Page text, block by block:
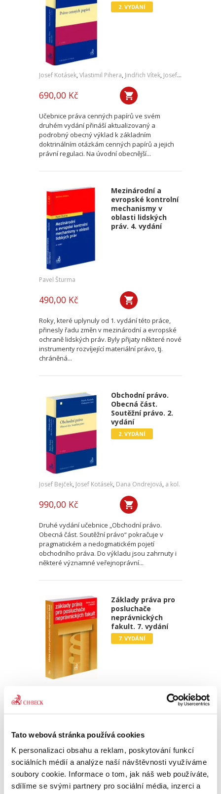
Tato webová stránka používá cookies
K personalizaci obsahu a reklam, poskytování funkcí
sociálních médií a analýze naší návštěvnosti využíváme
soubory cookie. Informace o tom, jak náš web používáte,
sdílíme se svými partnery pro sociální média, inzerci a
2. VYDÁNÍ
Josef Kotásek, Vlastimil Pihera, Jindřich Vítek, Josef Kříž
690,00 Kč
Učebnice práva cenných papírů ve svém
druhém vydání přináší aktualizovaný a
podrobný obecný výklad k základním
doktrinálním otázkám cenných papírů a jejich
právní regulaci. Na úvodní obecnější...
Mezinárodní a
evropské kontrolní
mechanismy v
oblasti lidských
práv. 4. vydání
Pavel Šturma
490,00 Kč
Roky, které uplynuly od 1. vydání této práce,
přinesly řadu změn v mezinárodní a evropské
ochraně lidských práv. Byly přijaty některé nové
instrumenty rozvíjející materiální právo, tj.
chráněná...
Obchodní právo.
Obecná část.
Soutěžní právo. 2.
vydání
2. VYDÁNÍ
Josef Bejček, Josef Kotásek, Dana Ondrejová, a kol.
990,00 Kč
Druhé vydání učebnice „Obchodní právo.
Obecná část. Soutěžní právo“ pokračuje v
pragmatickém a nedogmatickém pojetí
obchodního práva. Do výkladu jsou zahrnuty i
některé významné veřejnoprávní...
Základy práva pro
posluchače
neprávnických
fakult. 7. vydání
7. VYDÁNÍ
990,00 Kč
Sedmé vydání publikace „Základy práva pro
posluchače neprávnických fakult“ je
přizpůsobeno potřebě ozřejmit základní právní
pojmy a instituty v jednotlivých oblastech
veřejného i soukromého práva,...